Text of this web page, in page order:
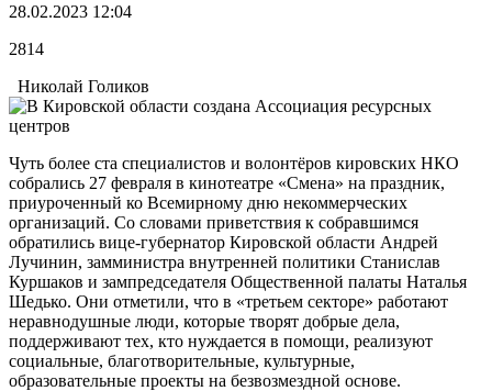
28.02.2023 12:04
2814
Николай Голиков
Чуть более ста специалистов и волонтёров кировских НКО
собрались 27 февраля в кинотеатре «Смена» на праздник,
приуроченный ко Всемирному дню некоммерческих
организаций. Со словами приветствия к собравшимся
обратились вице-губернатор Кировской области Андрей
Лучинин, замминистра внутренней политики Станислав
Куршаков и зампредседателя Общественной палаты Наталья
Шедько. Они отметили, что в «третьем секторе» работают
неравнодушные люди, которые творят добрые дела,
поддерживают тех, кто нуждается в помощи, реализуют
социальные, благотворительные, культурные,
образовательные проекты на безвозмездной основе.